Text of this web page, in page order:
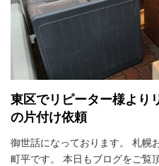
東区でリピーター様より
の片付け依頼
御世話になっております。 札幌
町平です。 本日もブログをご覧